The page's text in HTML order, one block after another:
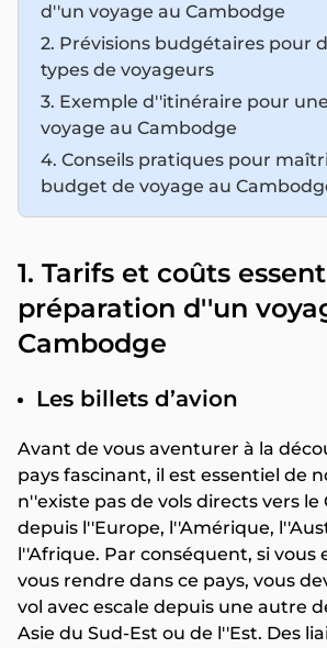
d''un voyage au Cambodge
2. Prévisions budgétaires pour
types de voyageurs
3. Exemple d''itinéraire pour
voyage au Cambodge
4. Conseils pratiques pour
budget de voyage au
1. Tarifs et coûts
préparation d''un
Cambodge
Les billets d’avion
Avant de vous aventurer à la
pays fascinant, il est essentiel de
n''existe pas de vols directs vers le
depuis l''Europe, l''Amérique,
l''Afrique. Par conséquent, si vous
vous rendre dans ce pays, vous
vol avec escale depuis une autre
Asie du Sud-Est ou de l''Est. Des